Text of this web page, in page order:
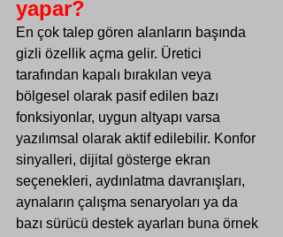
yapar?
En çok talep gören alanların başında
gizli özellik açma gelir. Üretici
tarafından kapalı bırakılan veya
bölgesel olarak pasif edilen bazı
fonksiyonlar, uygun altyapı varsa
yazılımsal olarak aktif edilebilir. Konfor
sinyalleri, dijital gösterge ekran
seçenekleri, aydınlatma davranışları,
aynaların çalışma senaryoları ya da
bazı sürücü destek ayarları buna örnek